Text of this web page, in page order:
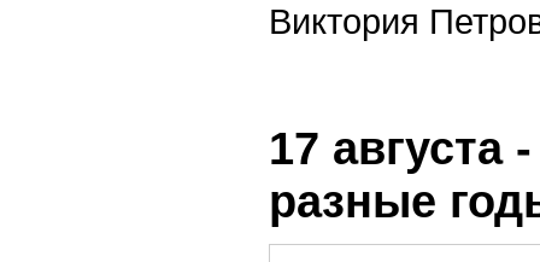
Виктория
17 августа
разные